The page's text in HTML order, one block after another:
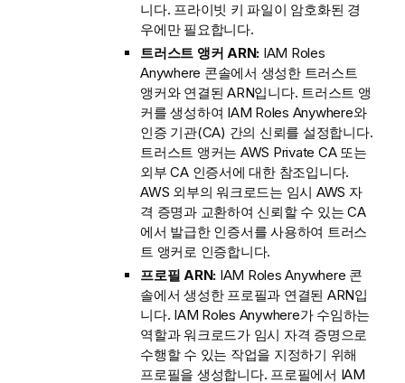
니다. 프라이빗 키 파일이 암호화된 경
우에만 필요합니다.
트러스트 앵커 ARN: IAM Roles
Anywhere 콘솔에서 생성한 트러스트
앵커와 연결된 ARN입니다. 트러스트 앵
커를 생성하여 IAM Roles Anywhere와
인증 기관(CA) 간의 신뢰를 설정합니다.
트러스트 앵커는 AWS Private CA 또는
외부 CA 인증서에 대한 참조입니다.
AWS 외부의 워크로드는 임시 AWS 자
격 증명과 교환하여 신뢰할 수 있는 CA
에서 발급한 인증서를 사용하여 트러스
트 앵커로 인증합니다.
프로필 ARN: IAM Roles Anywhere 콘
솔에서 생성한 프로필과 연결된 ARN입
니다. IAM Roles Anywhere가 수임하는
역할과 워크로드가 임시 자격 증명으로
수행할 수 있는 작업을 지정하기 위해
프로필을 생성합니다. 프로필에서 IAM